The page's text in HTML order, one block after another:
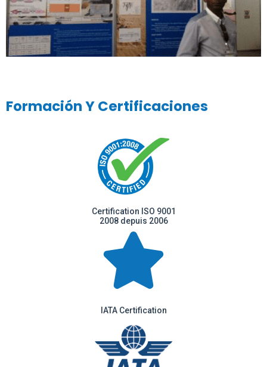
Formación Y Certificaciones
Certification ISO 9001
2008 depuis 2006
IATA Certification